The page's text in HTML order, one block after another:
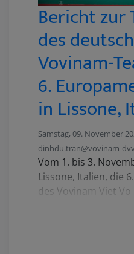
Bericht zur
des
Vovinam-
6.
in Lissone,
Samstag, 09. November
dinhdu.tran@vovinam-
Vom 1. bis 3.
Lissone, Italien, die
des Vovinam Viet